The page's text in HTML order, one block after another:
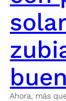
Ahora, más